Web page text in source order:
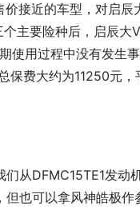
接近的车型，对启
主要险种后，启辰大
使用过程中没有发生
保费大约为11250元
从DFMC15TE1发动
也可以拿风神皓极作